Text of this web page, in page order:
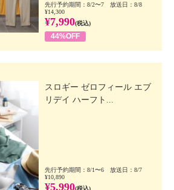
先行予約期間：8/2〜7 放送日：8/8
¥14,300
¥7,990(税込)
44%OFF
スロギー ゼロフィール エブ
リデイ ハーフト...
先行予約期間：8/1〜6 放送日：8/7
¥10,890
¥5,990(税込)